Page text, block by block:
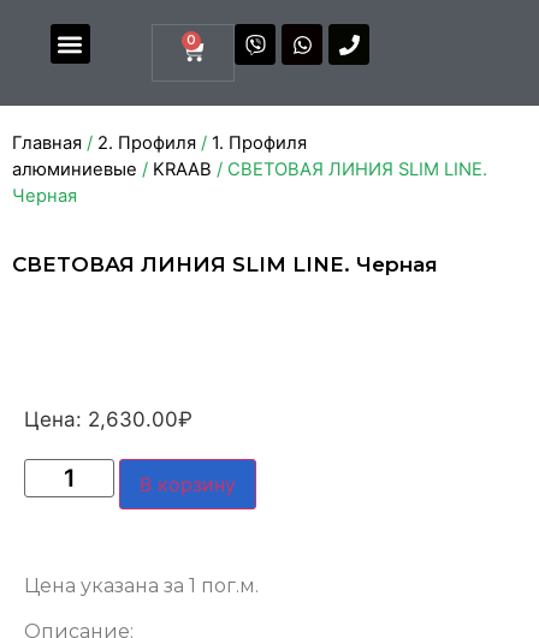
0
Главная / 2. Профиля / 1. Профиля
алюминиевые / KRAAB / СВЕТОВАЯ ЛИНИЯ SLIM LINE.
Черная
СВЕТОВАЯ ЛИНИЯ SLIM LINE. Черная
Цена: 2,630.00₽
В корзину
Цена указана за 1 пог.м.
Описание: